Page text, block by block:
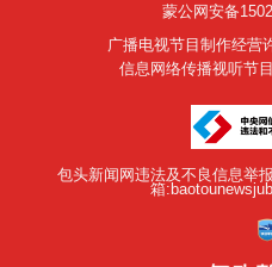
蒙公网安备
广播电视节目制作经营
信息网络传播视听节
包头新闻网违法及不良信息举
箱